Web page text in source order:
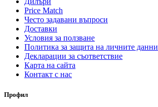
Price Match
Често задавани въпроси
Доставки
Условия за ползване
Политика за защита на личните данни
Декларации за съответствие
Карта на сайта
Контакт с нас
Профил